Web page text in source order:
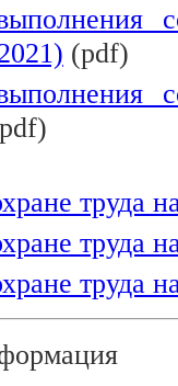
(pdf)
труда
труда
труда